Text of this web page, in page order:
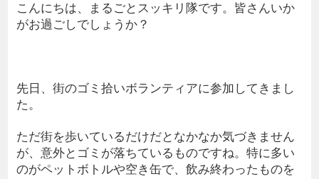
こんにちは、まるごとスッキリ隊です。皆さんいか
がお過ごしでしょうか？
先日、街のゴミ拾いボランティアに参加してきまし
た。
ただ街を歩いているだけだとなかなか気づきません
が、意外とゴミが落ちているものですね。特に多い
のがペットボトルや空き缶で、飲み終わったものを